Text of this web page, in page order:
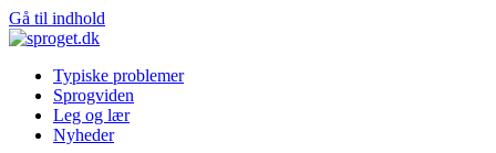
Gå til indhold
Typiske problemer
Sprogviden
Leg og lær
Nyheder